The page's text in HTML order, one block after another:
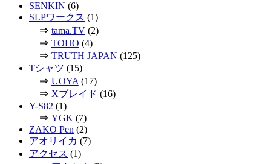
SENKIN (6)
SLPワークス (1)
⇒ tama.TV(2)
⇒ TOHO (4)
⇒ TRUTH JAPAN (125)
Tシャツ (15)
⇒ UOYA (17)
⇒ Xブレイド (16)
Y-S82 (1)
⇒ YGK (7)
ZAKO Pen (2)
アオリイカ (7)
アクセス (1)